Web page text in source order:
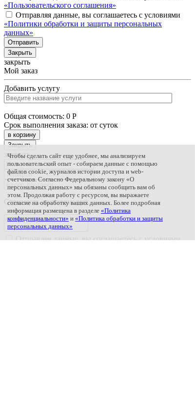
Чтобы сделать сайт еще удобнее, мы анализируем
пользовательский опыт - собираем данные с помощью
файлов cookie, журналов истории доступа и web-
счетчиков. Согласно Федеральному закону «О
персональных данных» мы обязаны сообщить вам об
этом. Продолжая работу с ресурсом, вы выражаете
согласие на обработку ваших данных. Более подробная
информация размещена в разделе «Политика
конфиденциальности» и «Политика обработки и защиты
персональных данных»
«Пользовательского соглашения»
Отправляя данные, вы соглашаетесь с условиями
«Политики обработки и защиты персональных
данных»
Отправить
Закрыть
закрыть
Мой заказ
Добавить услугу
Общая стоимость: 0 Р
Срок выполнения заказа: от суток
в корзину
Закрыть
закрыть
Стоимость доставки:руб.
Отправляя данные, вы соглашаетесь с условиями